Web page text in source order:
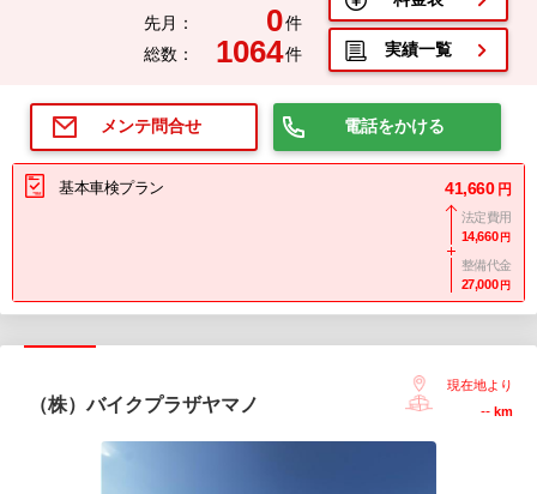
先月： 0件
総数：
1064件 実績一覧
メンテ問合せ 電話をかける
基本車検プラン 41,660 円
法定費用
14,660 円
整備代金
27,000 円
（株）バイクプラザヤマノ
現在地より
-- km